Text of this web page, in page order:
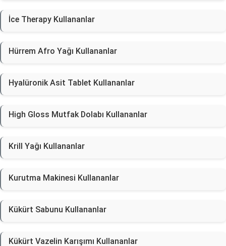
İce Therapy Kullananlar
Hürrem Afro Yağı Kullananlar
Hyalüronik Asit Tablet Kullananlar
High Gloss Mutfak Dolabı Kullananlar
Krill Yağı Kullananlar
Kurutma Makinesi Kullananlar
Kükürt Sabunu Kullananlar
Kükürt Vazelin Karışımı Kullananlar